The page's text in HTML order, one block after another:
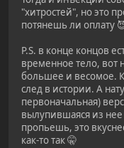
"хитростей", но это
потянешь ли оплату
P.S. в конце концов
временное тело, вот
большее и весомое.
след в истории. А
первоначальная)
вылупившаяся из
пропьешь, это
как-то так 🤫